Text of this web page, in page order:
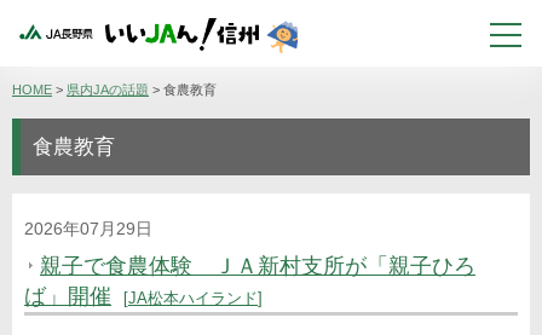
HOME > 県内JAの話題 > 食農教育
食農教育
2026年07月29日
親子で食農体験 ＪＡ新村支所が「親子ひろ
ば」開催
JA松本ハイランド